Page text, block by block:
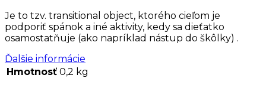
Je to tzv. transitional object, ktorého cieľom je
podporiť spánok a iné aktivity, kedy sa dieťatko
osamostatňuje (ako napríklad nástup do škôlky) .
Ďalšie informácie
Hmotnosť 0,2 kg